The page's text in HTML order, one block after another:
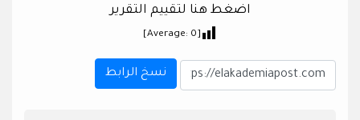
اضغط هنا لتقييم التقرير
[Average:
0
]
نسخ الرابط